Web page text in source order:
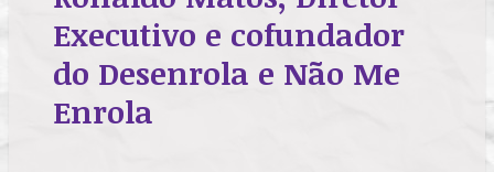
Executivo e cofundador
do Desenrola e Não Me
Enrola